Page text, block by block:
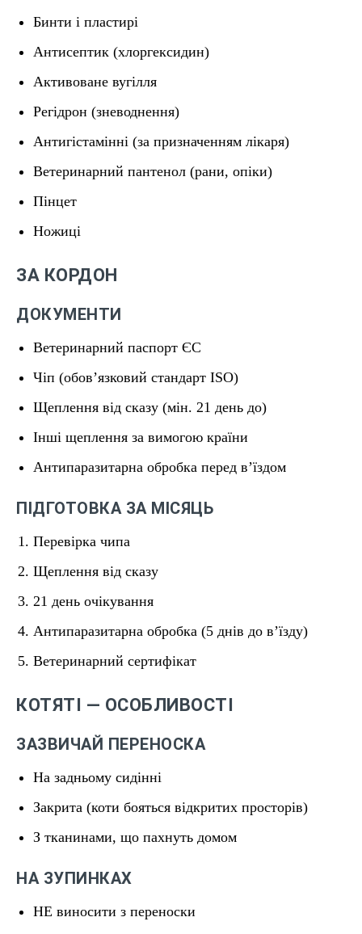
Бинти і пластирі
Антисептик (хлоргексидин)
Активоване вугілля
Регідрон (зневоднення)
Антигістамінні (за призначенням лікаря)
Ветеринарний пантенол (рани, опіки)
Пінцет
Ножиці
ЗА КОРДОН
ДОКУМЕНТИ
Ветеринарний паспорт ЄС
Чіп (обов’язковий стандарт ISO)
Щеплення від сказу (мін. 21 день до)
Інші щеплення за вимогою країни
Антипаразитарна обробка перед в’їздом
ПІДГОТОВКА ЗА МІСЯЦЬ
Перевірка чипа
Щеплення від сказу
21 день очікування
Антипаразитарна обробка (5 днів до в’їзду)
Ветеринарний сертифікат
КОТЯТІ — ОСОБЛИВОСТІ
ЗАЗВИЧАЙ ПЕРЕНОСКА
На задньому сидінні
Закрита (коти бояться відкритих просторів)
З тканинами, що пахнуть домом
НА ЗУПИНКАХ
НЕ виносити з переноски